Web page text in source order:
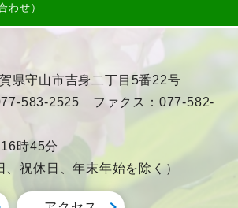
わせ）
県守山市吉身二丁目5番22号
583-2525 ファクス：077-582-
時45分
、祝休日、年末年始を除く）